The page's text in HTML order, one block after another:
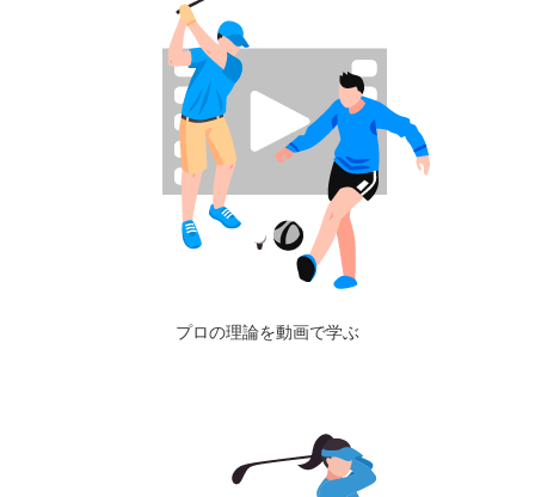
プロの理論を動画で学ぶ